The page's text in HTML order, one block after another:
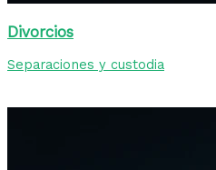
Divorcios
Separaciones y custodia